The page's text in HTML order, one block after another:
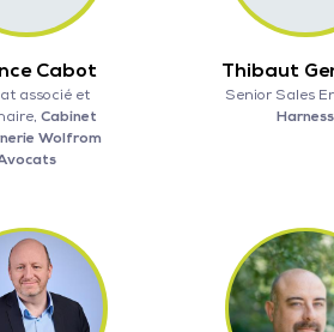
Cabot
associé et
Cabinet
Wolfrom
Thibaut
Senior Sales
Harness